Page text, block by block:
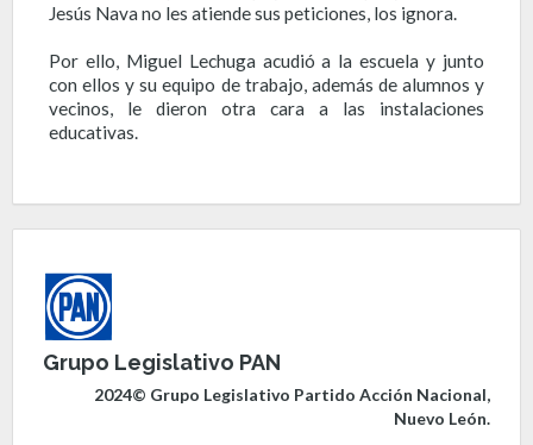
Jesús Nava no les atiende sus peticiones, los ignora.
Por ello, Miguel Lechuga acudió a la escuela y junto
con ellos y su equipo de trabajo, además de alumnos y
vecinos, le dieron otra cara a las instalaciones
educativas.
Grupo Legislativo PAN
2024© Grupo Legislativo Partido Acción Nacional,
Nuevo León.